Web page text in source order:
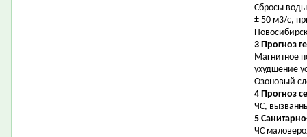
Сбросы
± 50 м3/с,
3 Прогноз
Магнитное
ухудшение
Озоновый
4 Прогноз
ЧС,
5
ЧС